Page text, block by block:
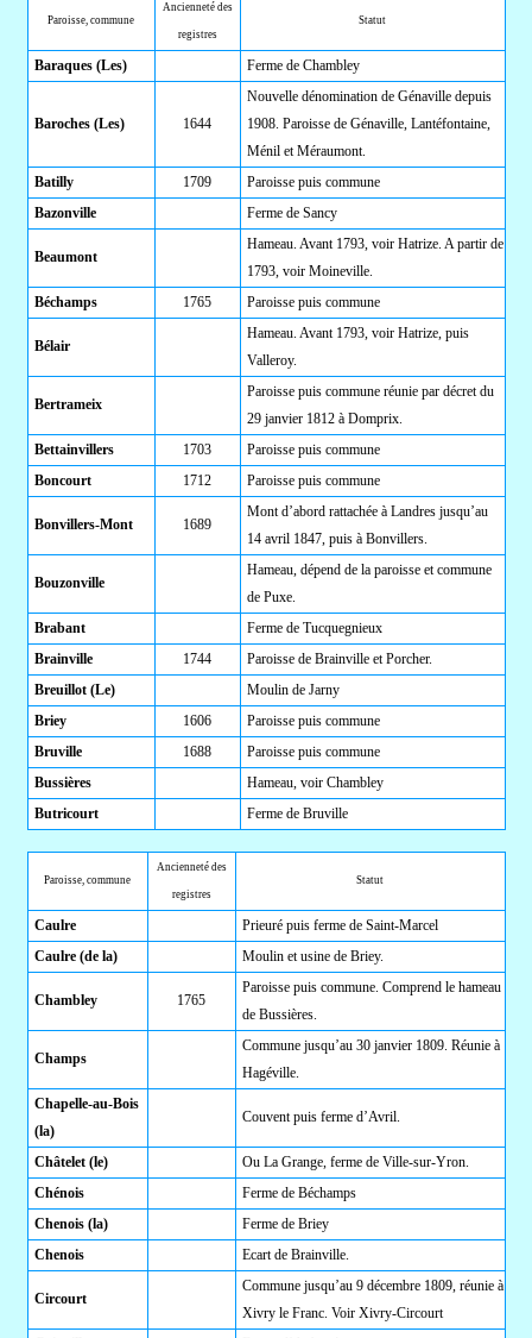
Paroisse, commune
Ancienneté des
registres
Statut
Baraques (Les) Ferme de Chambley
Baroches (Les) 1644
Nouvelle dénomination de Génaville depuis
1908. Paroisse de Génaville, Lantéfontaine,
Ménil et Méraumont.
Batilly
1709
Paroisse puis commune
Bazonville
Ferme de Sancy
Beaumont
Hameau. Avant 1793, voir Hatrize. A partir de
1793, voir Moineville.
Béchamps
1765 Paroisse puis commune
Bélair
Hameau. Avant 1793, voir Hatrize, puis
Valleroy.
Bertrameix
Paroisse puis commune réunie par décret du
29 janvier 1812 à Domprix.
Bettainvillers
1703
Paroisse puis commune
Boncourt
1712 Paroisse puis commune
Bonvillers-Mont 1689
Mont d’abord rattachée à Landres jusqu’au
14 avril 1847, puis à Bonvillers.
Bouzonville
Hameau, dépend de la paroisse et commune
de Puxe.
Brabant
Ferme de Tucquegnieux
Brainville
1744
Paroisse de Brainville et Porcher.
Breuillot (Le)
Moulin de Jarny
Briey
1606
Paroisse puis commune
Bruville
1688
Paroisse puis commune
Bussières
Hameau, voir Chambley
Butricourt
Ferme de Bruville
Paroisse, commune
Ancienneté des
registres
Statut
Caulre
Prieuré puis ferme de Saint-Marcel
Caulre (de la)
Moulin et usine de Briey.
Chambley 1765
Paroisse puis commune. Comprend le hameau
de Bussières.
Champs
Commune jusqu’au 30 janvier 1809. Réunie à
Hagéville.
Chapelle-au-Bois
(la)
Couvent puis ferme d’Avril.
Châtelet (le)
Ou La Grange, ferme de Ville-sur-Yron.
Chénois
Ferme de Béchamps
Chenois (la)
Ferme de Briey
Chenois
Ecart de Brainville.
Circourt
Commune jusqu’au 9 décembre 1809, réunie à
Xivry le Franc. Voir Xivry-Circourt